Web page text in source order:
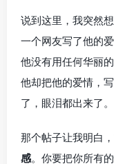
说到这里，我突然
一个网友写了他的
他没有用任何华丽
他却把他的爱情，
了，眼泪都出来了。
那个帖子让我明白
感。你要把你所有